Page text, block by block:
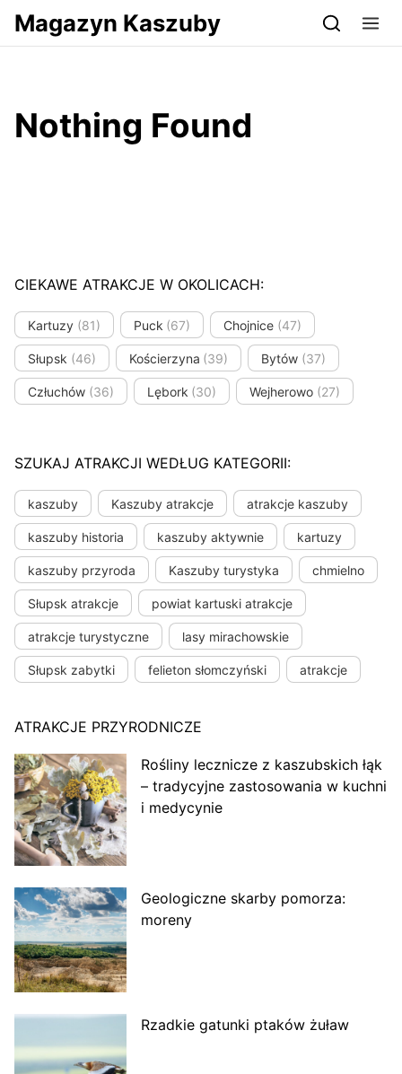
Przejdź do serwisu magazynkaszuby.pl
Magazyn Kaszuby
Nothing Found
CIEKAWE ATRAKCJE W OKOLICACH:
Kartuzy (81) Puck (67) Chojnice (47)
Słupsk (46) Kościerzyna (39) Bytów (37)
Człuchów (36) Lębork (30) Wejherowo (27)
SZUKAJ ATRAKCJI WEDŁUG KATEGORII:
kaszuby Kaszuby atrakcje atrakcje kaszuby
kaszuby historia kaszuby aktywnie kartuzy
kaszuby przyroda Kaszuby turystyka chmielno
Słupsk atrakcje powiat kartuski atrakcje
atrakcje turystyczne lasy mirachowskie
Słupsk zabytki felieton słomczyński atrakcje
ATRAKCJE PRZYRODNICZE
Rośliny lecznicze z kaszubskich łąk
– tradycyjne zastosowania w kuchni
i medycynie
Geologiczne skarby pomorza:
moreny
Rzadkie gatunki ptaków żuław